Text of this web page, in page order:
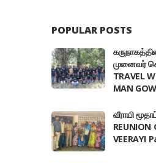
POPULAR POSTS
முனைவர்
TRAVEL
MAN
வீராயி
REUNION
VEERAYI